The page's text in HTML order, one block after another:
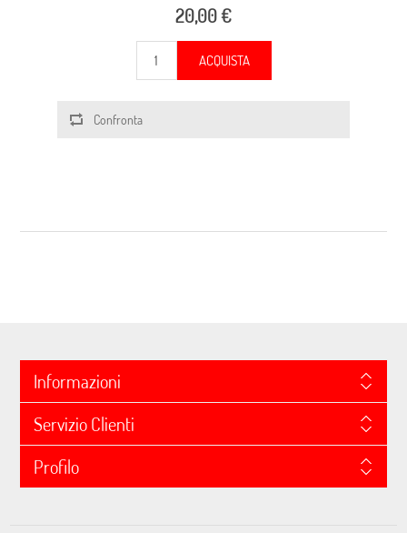
20,00 €
ACQUISTA
Confronta
Informazioni
Servizio Clienti
Profilo